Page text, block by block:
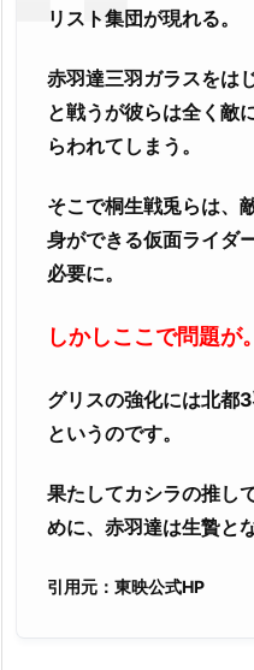
リスト集団が現れる。
赤羽達三羽ガラスをは
と戦うが彼らは全く敵
らわれてしまう。
そこで桐生戦兎らは、
身ができる仮面ライダ
必要に。
しかしここで問題が。
グリスの強化には北都
というのです。
果たしてカシラの推し
めに、赤羽達は生贄と
引用元：東映公式HP